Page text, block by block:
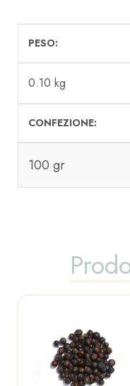
PESO
0.10 kg
CONFEZIONE
100 gr